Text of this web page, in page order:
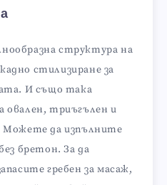
структура на
стилизиране за
И също така
овален, триъгълен и
Можете да изпълните
бретон. За да
гребен за масаж,